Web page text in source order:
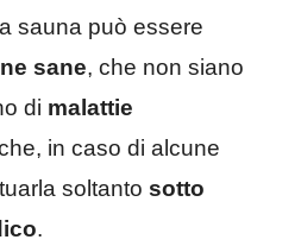
sauna può essere
sane, che non siano
di malattie
in caso di alcune
soltanto sotto
.